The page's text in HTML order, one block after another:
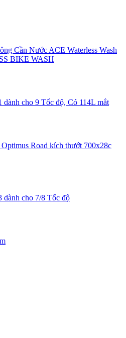
Cần Nước ACE Waterless Wash
BIKE WASH
dành cho 9 Tốc độ, Có 114L mắt
Road kích thướt 700x28c
dành cho 7/8 Tốc độ